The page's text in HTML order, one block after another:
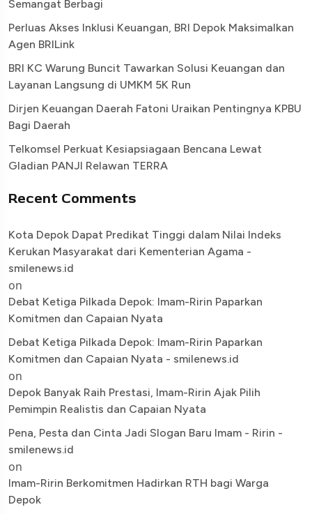
Semangat Berbagi
Perluas Akses Inklusi Keuangan, BRI Depok Maksimalkan
Agen BRILink
BRI KC Warung Buncit Tawarkan Solusi Keuangan dan
Layanan Langsung di UMKM 5K Run
Dirjen Keuangan Daerah Fatoni Uraikan Pentingnya KPBU
Bagi Daerah
Telkomsel Perkuat Kesiapsiagaan Bencana Lewat
Gladian PANJI Relawan TERRA
Recent Comments
Kota Depok Dapat Predikat Tinggi dalam Nilai Indeks
Kerukan Masyarakat dari Kementerian Agama -
smilenews.id
on
Debat Ketiga Pilkada Depok: Imam-Ririn Paparkan
Komitmen dan Capaian Nyata
Debat Ketiga Pilkada Depok: Imam-Ririn Paparkan
Komitmen dan Capaian Nyata - smilenews.id
on
Depok Banyak Raih Prestasi, Imam-Ririn Ajak Pilih
Pemimpin Realistis dan Capaian Nyata
Pena, Pesta dan Cinta Jadi Slogan Baru Imam - Ririn -
smilenews.id
on
Imam-Ririn Berkomitmen Hadirkan RTH bagi Warga
Depok